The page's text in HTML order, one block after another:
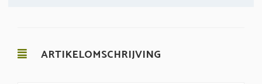
ARTIKELOMSCHRIJVING